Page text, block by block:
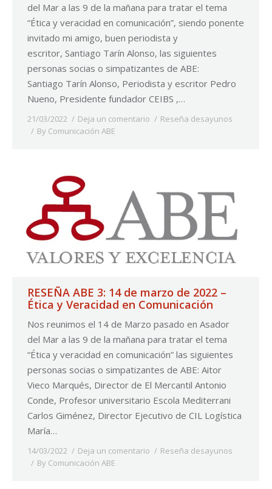
del Mar a las 9 de la mañana para tratar el tema
“Ética y veracidad en comunicación”, siendo ponente
invitado mi amigo, buen periodista y
escritor, Santiago Tarín Alonso, las siguientes
personas socias o simpatizantes de ABE:
Santiago Tarín Alonso, Periodista y escritor Pedro
Nueno, Presidente fundador CEIBS ,…
21/03/2022 Deja un comentario
Reseña desayunos
By Comunicación ABE
RESEÑA ABE 3: 14 de marzo de 2022 –
Ética y Veracidad en Comunicación
Nos reunimos el 14 de Marzo pasado en Asador
del Mar a las 9 de la mañana para tratar el tema
“Ética y veracidad en comunicación” las siguientes
personas socias o simpatizantes de ABE: Aitor
Vieco Marqués, Director de El Mercantil Antonio
Conde, Profesor universitario Escola Mediterrani
Carlos Giménez, Director Ejecutivo de CIL Logística
María…
14/03/2022 Deja un comentario
Reseña desayunos
By Comunicación ABE